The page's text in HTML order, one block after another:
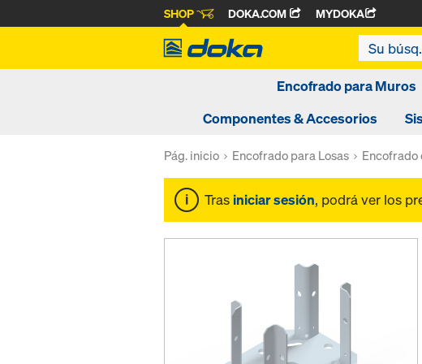
SHOP DOKA.COM MYDOKA
Encofrado para Muros
Componentes & Accesorios
Pág. inicio Encofrado para Losas Encofrado
Tras iniciar sesión, podrá ver los